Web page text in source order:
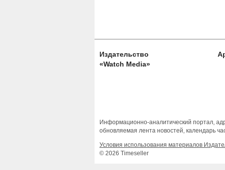
Издательство
«Watch Media»
Информационно-аналитический портал,
обновляемая лента новостей, календарь
Условия использования материалов
© 2026 Timeseller